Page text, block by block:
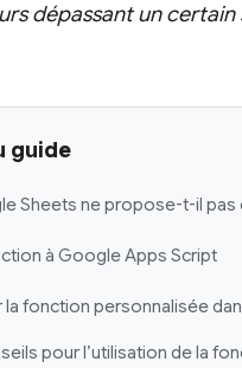
dépassant un
guide
Sheets ne propose-t-il
à Google Apps Script
la fonction personnalisée
pour l’utilisation de la